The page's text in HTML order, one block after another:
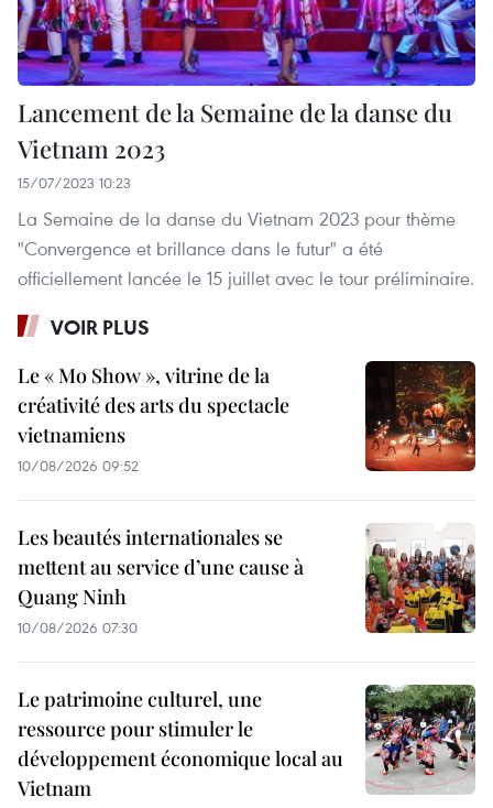
Lancement de la Semaine de la danse du
Vietnam 2023
15/07/2023 10:23
La Semaine de la danse du Vietnam 2023 pour thème
"Convergence et brillance dans le futur" a été
officiellement lancée le 15 juillet avec le tour préliminaire.
VOIR PLUS
Le « Mo Show », vitrine de la
créativité des arts du spectacle
vietnamiens
10/08/2026 09:52
Les beautés internationales se
mettent au service d’une cause à
Quang Ninh
10/08/2026 07:30
Le patrimoine culturel, une
ressource pour stimuler le
développement économique local au
Vietnam